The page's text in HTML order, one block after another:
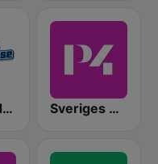
Dansbandskanalen Sveriges Radio P4 Stockholm